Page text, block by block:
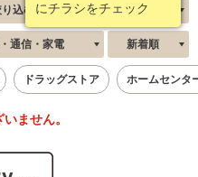
にチラシをチェック
込む
通信・家電 新着順
ドラッグストア ホームセンタ
ません。